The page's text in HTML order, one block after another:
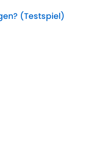
(Testspiel)